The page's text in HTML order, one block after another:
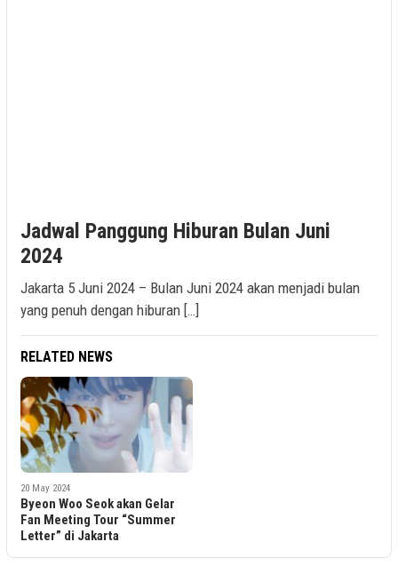
Jadwal Panggung Hiburan Bulan Juni
2024
Jakarta 5 Juni 2024 – Bulan Juni 2024 akan menjadi bulan
yang penuh dengan hiburan […]
RELATED NEWS
20 May 2024
Byeon Woo Seok akan Gelar
Fan Meeting Tour “Summer
Letter” di Jakarta